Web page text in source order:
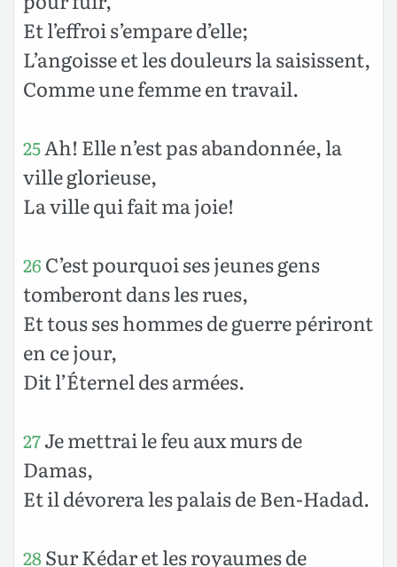
Et l’effroi s’empare d’elle;
L’angoisse et les douleurs la saisissent,
Comme une femme en travail.
25Ah! Elle n’est pas abandonnée, la
ville glorieuse,
La ville qui fait ma joie!
26 C’est pourquoi ses jeunes gens
tomberont dans les rues,
Et tous ses hommes de guerre périront
en ce jour,
Dit l’Éternel des armées.
27Je mettrai le feu aux murs de
Damas,
Et il dévorera les palais de Ben-Hadad.
28Sur Kédar et les royaumes de